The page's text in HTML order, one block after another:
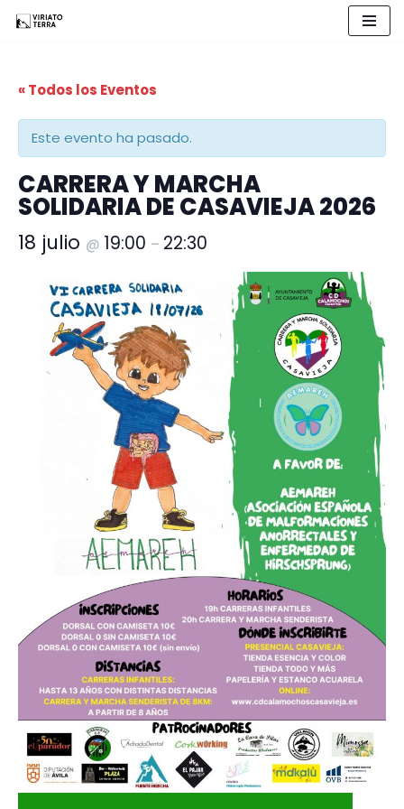
contenido
« Todos los Eventos
Este evento ha pasado.
CARRERA Y MARCHA
SOLIDARIA DE CASAVIEJA 2026
18 julio @ 19:00 – 22:30